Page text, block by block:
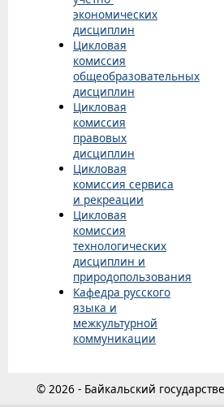
экономических
дисциплин
Цикловая
комиссия
общеобразовательных
дисциплин
Цикловая
комиссия
правовых
дисциплин
Цикловая
комиссия сервиса
и рекреации
Цикловая
комиссия
технологических
дисциплин и
природопользования
Кафедра русского
языка и
межкультурной
коммуникации
© 2026 - Байкальский